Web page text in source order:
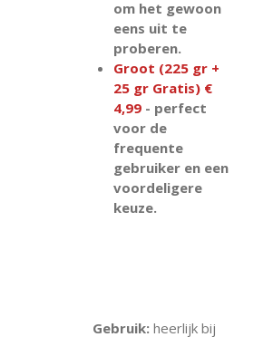
om het gewoon
eens uit te
proberen.
Groot (225 gr +
25 gr Gratis) €
4,99 - perfect
voor de
frequente
gebruiker en een
voordeligere
keuze.
Gebruik: heerlijk bij